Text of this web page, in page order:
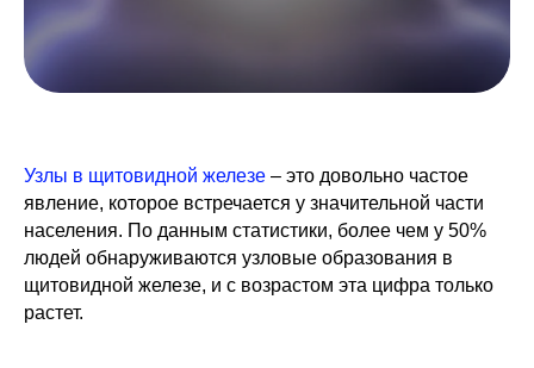
Узлы в щитовидной железе – это довольно частое
явление, которое встречается у значительной части
населения. По данным статистики, более чем у 50%
людей обнаруживаются узловые образования в
щитовидной железе, и с возрастом эта цифра только
растет.